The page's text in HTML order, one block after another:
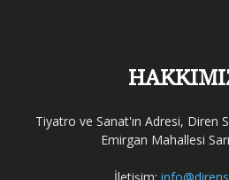
Tiyatro ve Sanat'ın Adresi, Diren
Emirgan Mahallesi
İletişim: